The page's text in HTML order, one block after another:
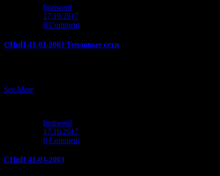
heatwool
17.10.2017
0 Comment
СНиП 41-02-2003 Тепловые сети
See More
heatwool
17.10.2017
0 Comment
СНиП 41-03-2003